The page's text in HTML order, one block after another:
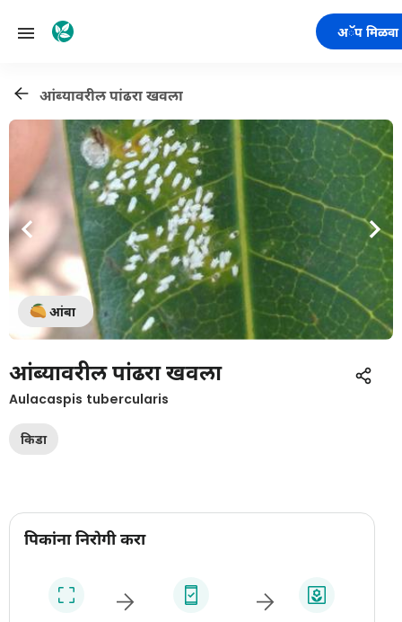
अॅप मिळवा
आंब्यावरील पांढरा खवला
आंबा
आंब्यावरील पांढरा खवला
Aulacaspis tubercularis
किडा
पिकांना निरोगी करा